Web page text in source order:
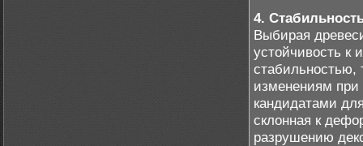
4.
Выбирая
устойчивость
стабильностью,
изменениям при
кандидатами
склонная к
разрушению